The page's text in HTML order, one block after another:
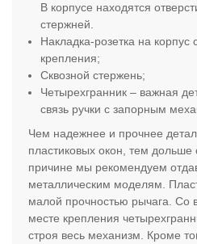
В корпусе находятся
стержней.
Накладка-розетка на корпус
крепления;
Сквозной стержень;
Четырехгранник – важная
связь ручки с запорным
Чем надежнее и прочнее
пластиковых окон, тем дольше
причине мы рекомендуем
металлическим моделям.
малой прочностью рычага. Со
месте крепления
строя весь механизм. Кроме